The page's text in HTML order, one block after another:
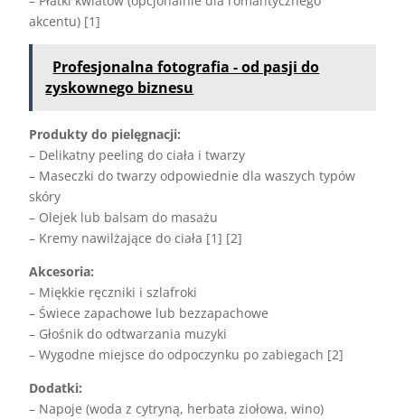
akcentu) [1]
Profesjonalna fotografia - od pasji do
zyskownego biznesu
Produkty do pielęgnacji:
– Delikatny peeling do ciała i twarzy
– Maseczki do twarzy odpowiednie dla waszych typów
skóry
– Olejek lub balsam do masażu
– Kremy nawilżające do ciała [1] [2]
Akcesoria:
– Miękkie ręczniki i szlafroki
– Świece zapachowe lub bezzapachowe
– Głośnik do odtwarzania muzyki
– Wygodne miejsce do odpoczynku po zabiegach [2]
Dodatki:
– Napoje (woda z cytryną, herbata ziołowa, wino)